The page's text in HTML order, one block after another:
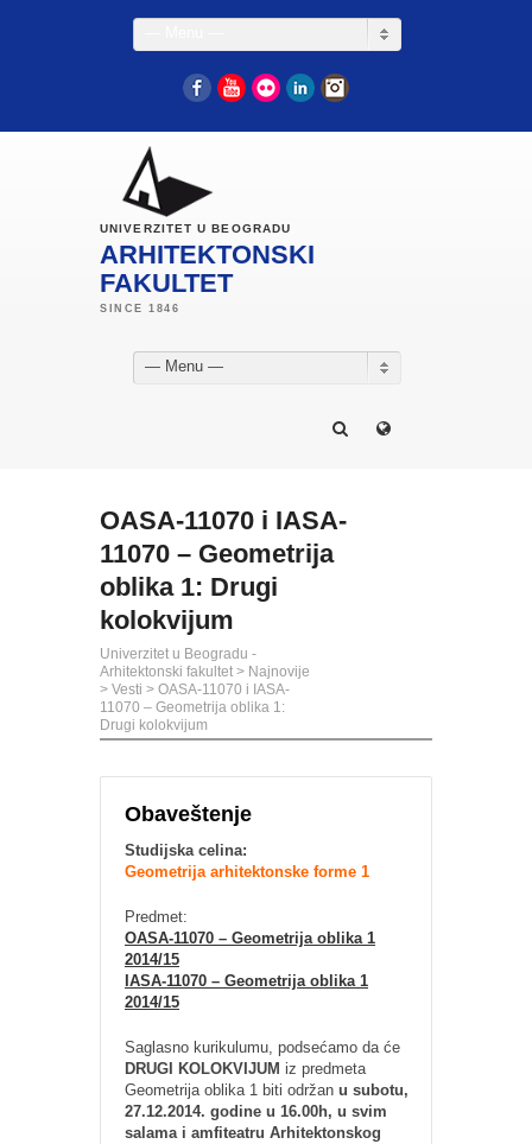
FacebookYouTube
Flickr LinkedIn
UNIVERZITET U BEOGRADU
ARHITEKTONSKI
FAKULTET
— Menu —
OASA-11070 i IASA-
11070 – Geometrija
oblika 1: Drugi
kolokvijum
Univerzitet u Beogradu -
Arhitektonski fakultet > Najnovije
> Vesti > OASA-11070 i IASA-
11070 – Geometrija oblika 1:
Drugi kolokvijum
Obaveštenje
Studijska celina:
Geometrija arhitektonske forme 1
Predmet:
OASA-11070 – Geometrija oblika 1
2014/15
IASA-11070 – Geometrija oblika 1
2014/15
Saglasno kurikulumu, podsećamo da će
DRUGI KOLOKVIJUM iz predmeta
Geometrija oblika 1 biti održan u subotu,
27.12.2014. godine u 16.00h, u svim
salama i amfiteatru Arhitektonskog